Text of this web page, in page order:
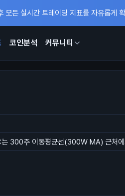
모든 실시간 트레이딩 지표를 자유롭게
코인분석 커뮤니티
300주 이동평균선(300W MA) 근처에